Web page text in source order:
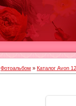
Фотоальбом » Каталог Avon